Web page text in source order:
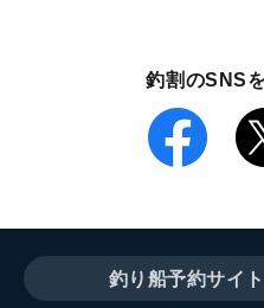
釣割のSNS
釣り船予約サイ